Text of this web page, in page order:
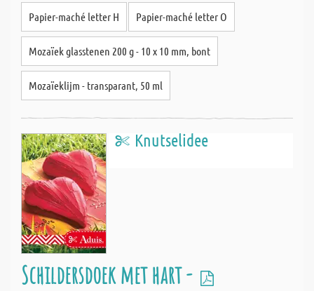
Papier-maché letter H Papier-maché letter O
Mozaïek glasstenen 200 g - 10 x 10 mm, bont
Mozaïeklijm - transparant, 50 ml
Knutselidee
Schildersdoek met hart -